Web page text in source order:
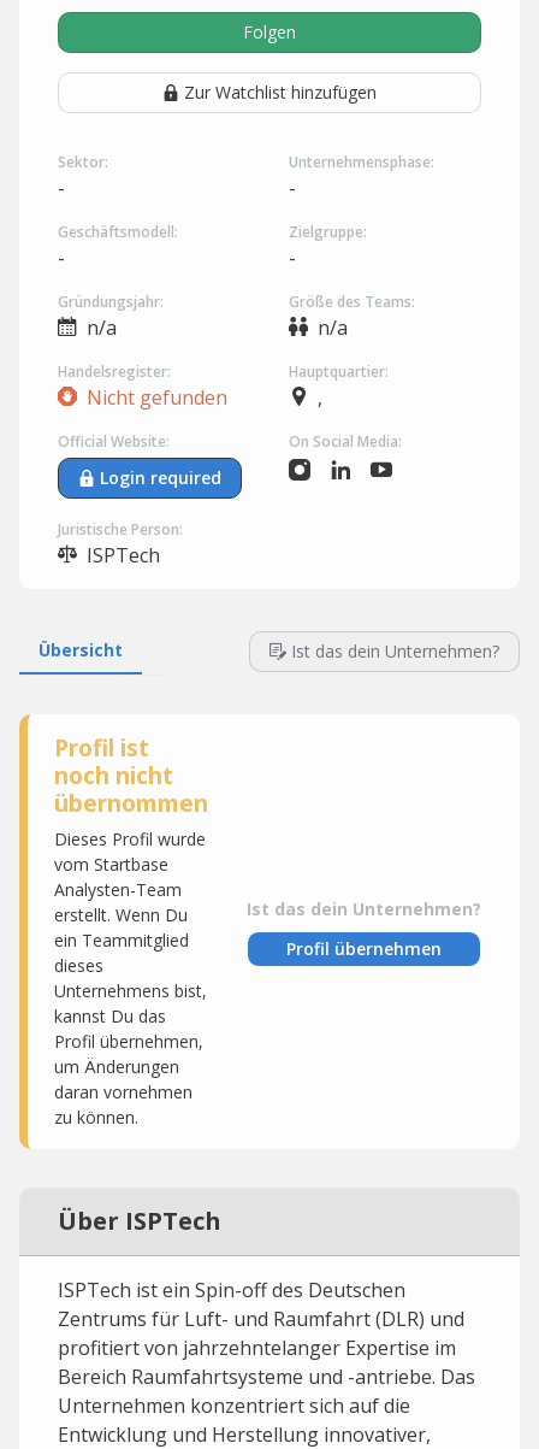
Folgen
Zur Watchlist hinzufügen
Sektor:
-
Unternehmensphase:
-
Geschäftsmodell:
-
Zielgruppe:
-
Gründungsjahr:
n/a
Größe des Teams:
n/a
Handelsregister:
Nicht gefunden
Hauptquartier:
,
Official Website:
Login required
On Social Media:
Juristische Person:
ISPTech
Übersicht Ist das dein Unternehmen?
Profil ist
noch nicht
übernommen
Dieses Profil wurde
vom Startbase
Analysten-Team
erstellt. Wenn Du
ein Teammitglied
dieses
Unternehmens bist,
kannst Du das
Profil übernehmen,
um Änderungen
daran vornehmen
zu können.
Ist das dein Unternehmen?
Profil übernehmen
Über ISPTech
ISPTech ist ein Spin-off des Deutschen
Zentrums für Luft- und Raumfahrt (DLR) und
profitiert von jahrzehntelanger Expertise im
Bereich Raumfahrtsysteme und -antriebe. Das
Unternehmen konzentriert sich auf die
Entwicklung und Herstellung innovativer,